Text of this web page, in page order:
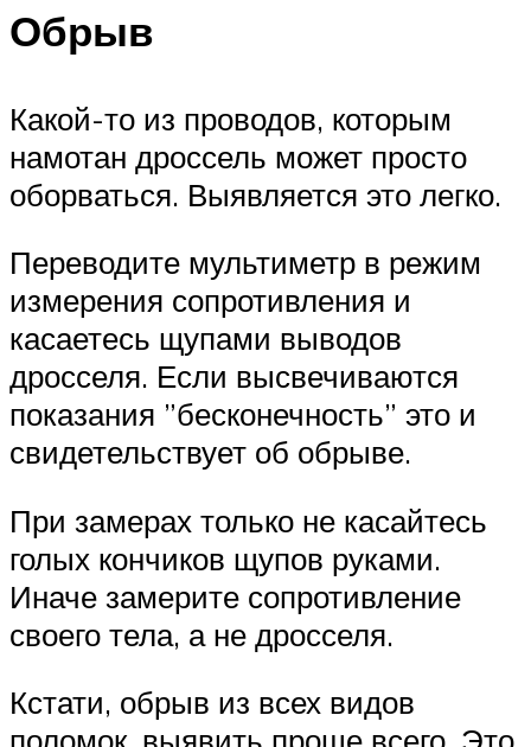
Обрыв
Какой-то из проводов, которым
намотан дроссель может просто
оборваться. Выявляется это легко.
Переводите мультиметр в режим
измерения сопротивления и
касаетесь щупами выводов
дросселя. Если высвечиваются
показания ”бесконечность” это и
свидетельствует об обрыве.
При замерах только не касайтесь
голых кончиков щупов руками.
Иначе замерите сопротивление
своего тела, а не дросселя.
Кстати, обрыв из всех видов